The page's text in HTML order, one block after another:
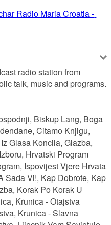
Radio Maria Croatia -
radio station from
talk, music and programs.
Biskup Lang, Boga
Citamo Knjigu,
Glasa Koncila, Glazba,
Hrvatski Program
Ispovijest Vjere Hrvata
Sada Vi!, Kap Dobrote, Kap
Korak Po Korak U
Krunica - Otajstva
Krunica - Slavna